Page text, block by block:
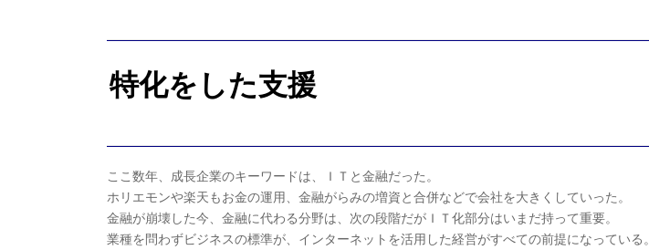
特化をした支援
ここ数年、成長企業のキーワードは、ＩＴと金融だった。
ホリエモンや楽天もお金の運用、金融がらみの増資と合併などで会社を大きくしていった。
金融が崩壊した今、金融に代わる分野は、次の段階だがＩＴ化部分はいまだ持って重要。
業種を問わずビジネスの標準が、インターネットを活用した経営がすべての前提になっている。